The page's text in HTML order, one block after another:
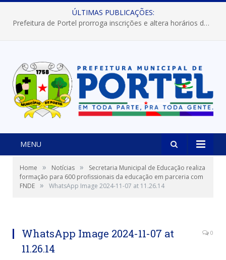
ÚLTIMAS PUBLICAÇÕES:
Prefeitura de Portel prorroga inscrições e altera horários dos concursos “Musa” e “Miss Mix Verão 2026”
MENU
Home » Notícias »
Secretaria Municipal de Educação realiza
formação para 600 profissionais da educação em parceria com
FNDE » WhatsApp Image 2024-11-07 at 11.26.14
WhatsApp Image 2024-11-07 at
11.26.14
0